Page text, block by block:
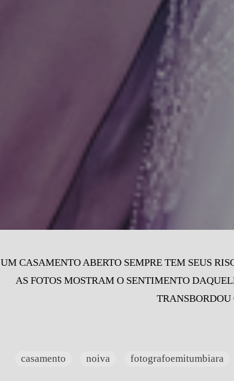
UM CASAMENTO ABERTO SEMPRE TEM SEUS
AS FOTOS MOSTRAM O SENTIMENTO
casamento noiva fotografoemitumbiara